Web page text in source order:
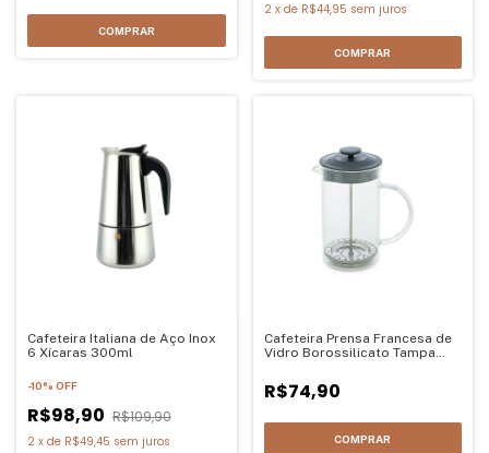
2 x de R$44,95 sem juros
Cafeteira Italiana de Aço Inox
6 Xícaras 300ml
-10% OFF
R$98,90 R$109,90
2 x de R$49,45 sem juros
Cafeteira Prensa Francesa de
Vidro Borossilicato Tampa
R$74,90